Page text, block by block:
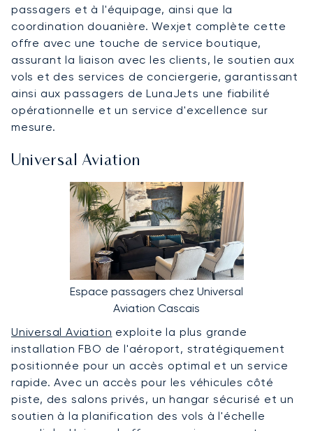
passagers et à l'équipage, ainsi que la
coordination douanière. Wexjet complète cette
offre avec une touche de service boutique,
assurant la liaison avec les clients, le soutien aux
vols et des services de conciergerie, garantissant
ainsi aux passagers de LunaJets une fiabilité
opérationnelle et un service d'excellence sur
mesure.
Universal Aviation
Espace passagers chez Universal
Aviation Cascais
Universal Aviation exploite la plus grande
installation FBO de l'aéroport, stratégiquement
positionnée pour un accès optimal et un service
rapide. Avec un accès pour les véhicules côté
piste, des salons privés, un hangar sécurisé et un
soutien à la planification des vols à l'échelle